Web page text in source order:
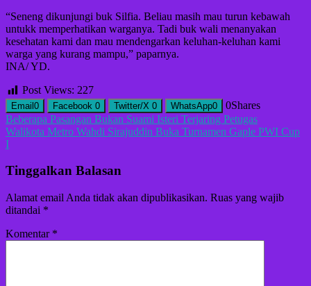
“Seneng dikunjungi buk Silfia. Beliau masih mau turun kebawah
untukk memperhatikan warganya. Tadi buk wali menanyakan
kesehatan kami dan mau mendengarkan keluhan-keluhan kami
warga yang kurang mampu,” paparnya.
INA/ YD.
Post Views: 227
Email0 Facebook 0 Twitter/X 0 WhatsApp0 0Shares
Navigasi
pos
Beberapa Pasangan Bukan Suami Isteri Terjaring Petugas
Walikota Metro Wahdi Sirajuddin Buka Turnamen Gaple PWI Cup
I
Tinggalkan Balasan
Alamat email Anda tidak akan dipublikasikan. Ruas yang wajib
ditandai *
Komentar *